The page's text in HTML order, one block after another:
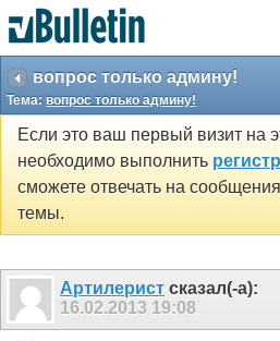
вопрос только админу!
Тема: вопрос только админу!
Если это ваш первый визит на
необходимо выполнить
сможете отвечать на
темы.
Артилерист сказал(-а):
16.02.2013 19:08